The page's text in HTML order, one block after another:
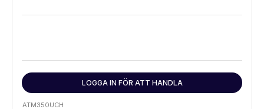
LOGGA IN FÖR ATT HANDLA
ATM350UCH